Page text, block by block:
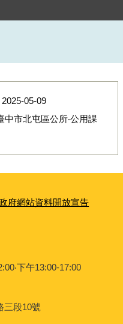
2025-05-09
中市北屯區公所‧公用課
府網站資料開放宣告
下午13:00-17:00
三段10號